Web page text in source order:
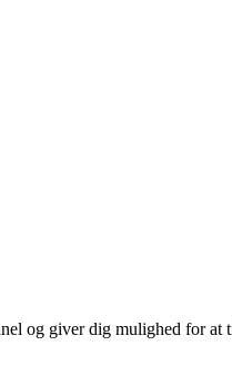
og giver dig mulighed for